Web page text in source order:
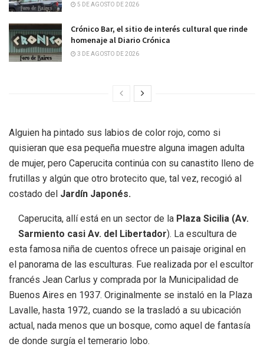
5 DE AGOSTO DE 2026
Crónico Bar, el sitio de interés cultural que rinde
homenaje al Diario Crónica
3 DE AGOSTO DE 2026
Alguien ha pintado sus labios de color rojo, como si
quisieran que esa pequeña muestre alguna imagen adulta
de mujer, pero Caperucita continúa con su canastito lleno de
frutillas y algún que otro brotecito que, tal vez, recogió al
costado del Jardín Japonés.
Caperucita, allí está en un sector de la Plaza Sicilia (Av.
Sarmiento casi Av. del Libertador). La escultura de
esta famosa niña de cuentos ofrece un paisaje original en
el panorama de las esculturas. Fue realizada por el escultor
francés Jean Carlus y comprada por la Municipalidad de
Buenos Aires en 1937. Originalmente se instaló en la Plaza
Lavalle, hasta 1972, cuando se la trasladó a su ubicación
actual, nada menos que un bosque, como aquel de fantasía
de donde surgía el temerario lobo.